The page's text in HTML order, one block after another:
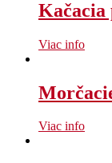
Kačacia
Viac info
Viac info